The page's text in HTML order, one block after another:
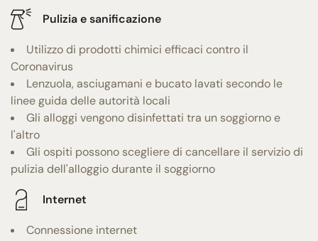
Pulizia e sanificazione
Utilizzo di prodotti chimici efficaci contro il
Coronavirus
Lenzuola, asciugamani e bucato lavati secondo le
linee guida delle autorità locali
Gli alloggi vengono disinfettati tra un soggiorno e
l'altro
Gli ospiti possono scegliere di cancellare il servizio di
pulizia dell'alloggio durante il soggiorno
Internet
Connessione internet